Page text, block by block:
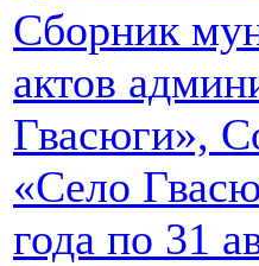
Сборник
актов
Гвасюги»,
«Село
года по 31